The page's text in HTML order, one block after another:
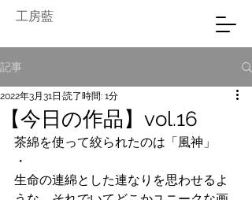
工房藍
記事
【今日の作品】vol.16
2022年3月31日 読了時間: 1分
茶綿を使って絞られたのは「風神」
・
生命の連綿とした連なりを思わせるよ